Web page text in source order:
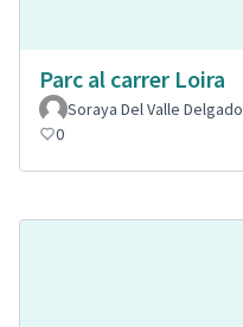
Parc al carrer Loira
Soraya Del Valle Delgado
0